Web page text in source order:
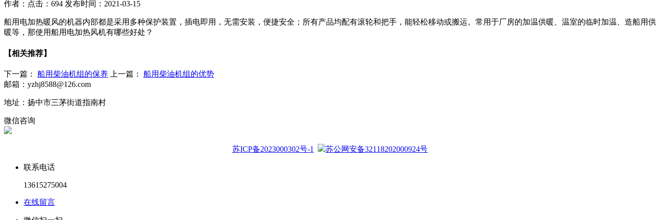
作者： 点击：694 发布时间：2021-03-15
船用电加热暖风的机器内部都是采用多种保护装置，插电即用，无需安装，便捷安全；所有产品均配有滚轮和把手，能轻松移动或搬运。常用于厂房的加温供暖、温室的临时加温、造船用供
暖等，那使用船用电加热风机有哪些好处？
【相关推荐】
下一篇： 船用柴油机组的保养 上一篇： 船用柴油机组的优势
邮箱：yzhj8588@126.com
地址：扬中市三茅街道指南村
微信咨询
苏ICP备2023000302号-1 苏公网安备32118202000924号
联系电话
13615275004
在线留言